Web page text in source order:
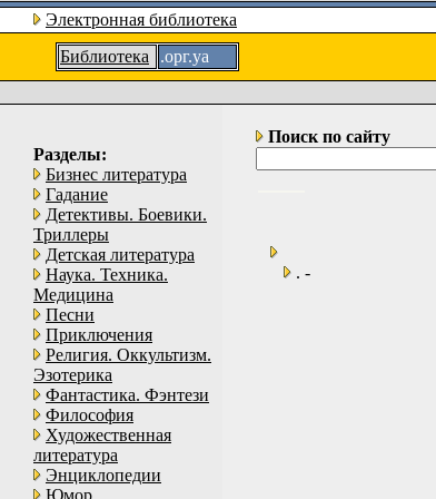
Электронная библиотека
Библиотека
.орг.уа
Разделы:
Бизнес литература
Гадание
Детективы. Боевики.
Триллеры
Детская литература
Наука. Техника.
Медицина
Песни
Приключения
Религия. Оккультизм.
Эзотерика
Фантастика. Фэнтези
Философия
Художественная
литература
Энциклопедии
Юмор
Поиск по сайту
. -